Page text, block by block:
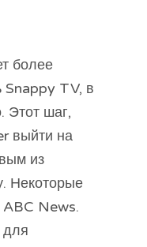
более
Snappy TV, в
Этот шаг,
выйти на
из
Некоторые
News.
для